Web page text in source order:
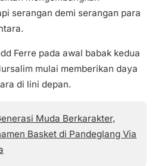
serangan demi serangan para
Ferre pada awal babak kedua
mulai memberikan daya
di lini depan.
Muda Berkarakter,
Basket di Pandeglang Via